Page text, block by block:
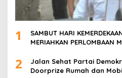
1
SAMBUT HARI
MERIAHKAN PERLOMBAAN
2
Jalan Sehat Partai
Doorprize Rumah dan